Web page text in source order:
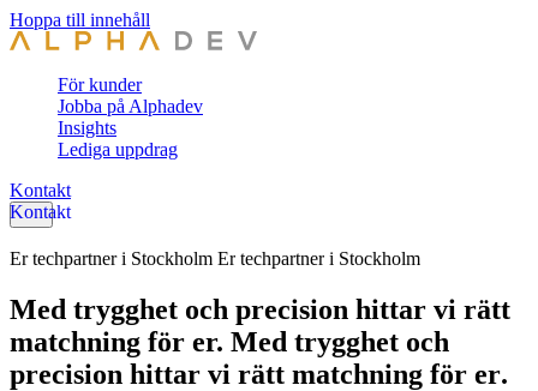
Hoppa till innehåll
För kunder
Jobba på Alphadev
Insights
Lediga uppdrag
Kontakt
Er techpartner i Stockholm Er techpartner i Stockholm
Med trygghet och precision hittar vi rätt
matchning för er. Med trygghet och
precision hittar vi rätt matchning för er.